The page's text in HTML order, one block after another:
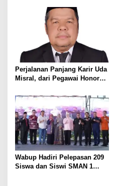
Pers Harus Dihormati
Perjalanan Panjang Karir Uda
Misral, dari Pegawai Honorer
Karir Jabatan Struktural
Eselon III
Wabup Hadiri Pelepasan 209
Siswa dan Siswi SMAN 1